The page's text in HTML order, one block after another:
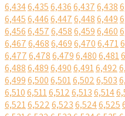
6,4346,4356,4366,4376,438
6,4456,4466,4476,4486,449
6,4566,4576,4586,4596,460
6,4676,4686,4696,4706,471
6,4776,4786,4796,4806,481
6,4886,4896,4906,4916,492
6,4996,5006,5016,5026,503
6,5106,5116,5126,5136,514
6,5216,5226,5236,5246,525